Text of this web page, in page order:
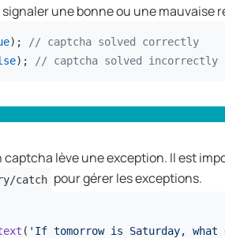
une bonne ou une mauvaise
);
// captcha solved correctly
); // captcha solved incorrectly
lève une exception. Il est
catch pour gérer les exceptions.
( 'If tomorrow is Saturday, what